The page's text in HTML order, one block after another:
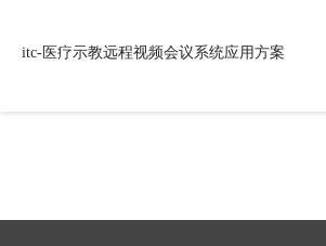
itc-医疗示教远程视频会议系统应用方案